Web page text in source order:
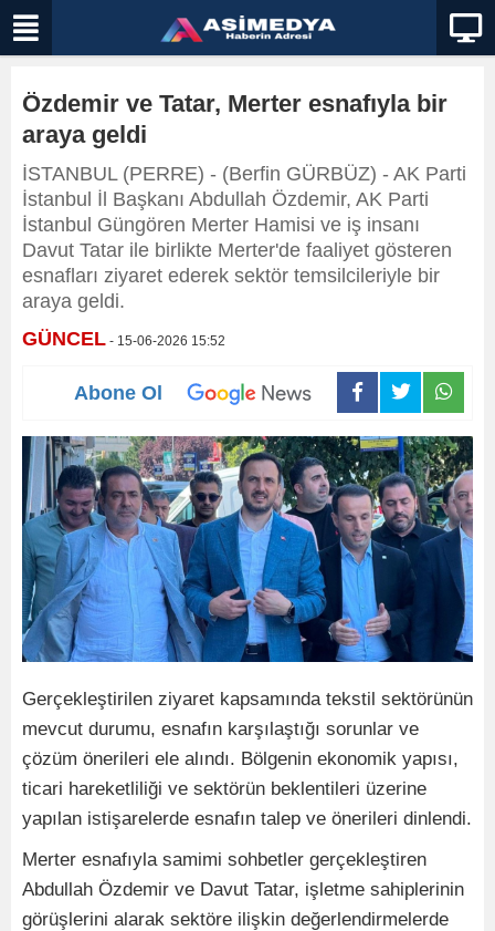
Özdemir ve Tatar, Merter esnafıyla bir
araya geldi
İSTANBUL (PERRE) - (Berfin GÜRBÜZ) - AK Parti
İstanbul İl Başkanı Abdullah Özdemir, AK Parti
İstanbul Güngören Merter Hamisi ve iş insanı
Davut Tatar ile birlikte Merter'de faaliyet gösteren
esnafları ziyaret ederek sektör temsilcileriyle bir
araya geldi.
GÜNCEL - 15-06-2026 15:52
Abone Ol
Gerçekleştirilen ziyaret kapsamında tekstil sektörünün
mevcut durumu, esnafın karşılaştığı sorunlar ve
çözüm önerileri ele alındı. Bölgenin ekonomik yapısı,
ticari hareketliliği ve sektörün beklentileri üzerine
yapılan istişarelerde esnafın talep ve önerileri dinlendi.
Merter esnafıyla samimi sohbetler gerçekleştiren
Abdullah Özdemir ve Davut Tatar, işletme sahiplerinin
görüşlerini alarak sektöre ilişkin değerlendirmelerde